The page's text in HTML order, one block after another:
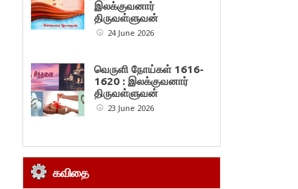
இலக்குவனார்
திருவள்ளுவன்
24 June 2026
வெருளி நோய்கள் 1616-
1620 : இலக்குவனார்
திருவள்ளுவன்
23 June 2026
கவிதை